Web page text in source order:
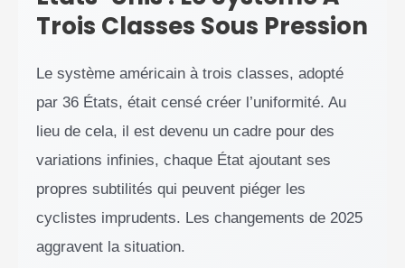
Trois Classes Sous Pression
Le système américain à trois classes, adopté
par 36 États, était censé créer l’uniformité. Au
lieu de cela, il est devenu un cadre pour des
variations infinies, chaque État ajoutant ses
propres subtilités qui peuvent piéger les
cyclistes imprudents. Les changements de 2025
aggravent la situation.